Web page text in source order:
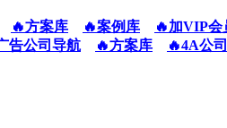
🔥方案库 🔥案例库 🔥加VIP会
告公司导航
🔥方案库 🔥4A公